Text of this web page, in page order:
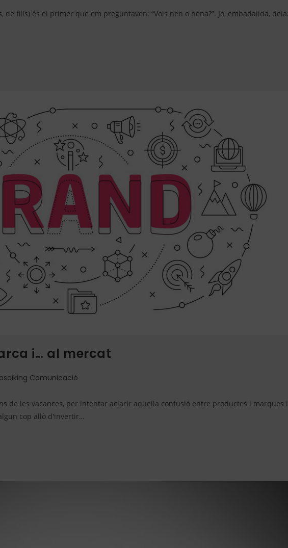
de fills) és el primer que em preguntaven: “Vols nen o nena?”. Jo, embadalida,
i… al mercat
Comunicació
de les vacances, per intentar aclarir aquella confusió entre productes i marques i
cop allò d'invertir…